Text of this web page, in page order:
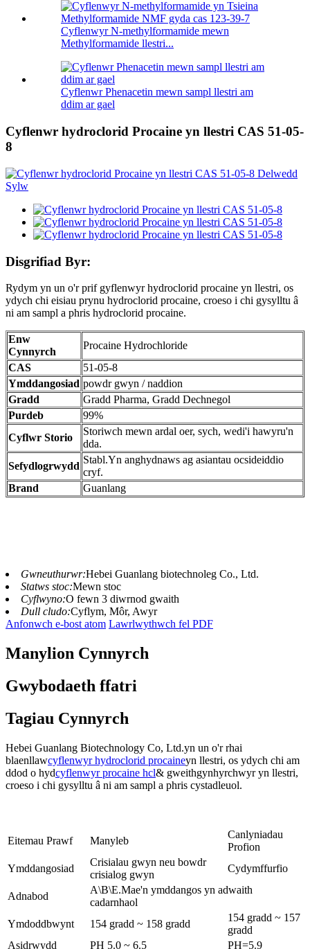
Cyflenwyr N-methylformamide mewn
Methylformamide llestri...
Cyflenwr Phenacetin mewn sampl llestri am
ddim ar gael
Cyflenwr hydroclorid Procaine yn llestri CAS 51-05-
8
Disgrifiad Byr:
Rydym yn un o'r prif gyflenwyr hydroclorid procaine yn llestri, os
ydych chi eisiau prynu hydroclorid procaine, croeso i chi gysylltu â
ni am sampl a phris hydroclorid procaine.
Enw
Cynnyrch
Procaine Hydrochloride
CAS
51-05-8
Ymddangosiad powdr gwyn / naddion
Gradd
Gradd Pharma, Gradd Dechnegol
Purdeb
99%
Cyflwr Storio
Storiwch mewn ardal oer, sych, wedi'i hawyru'n
dda.
Sefydlogrwydd
Stabl.Yn anghydnaws ag asiantau ocsideiddio
cryf.
Brand
Guanlang
Gwneuthurwr:Hebei Guanlang biotechnoleg Co., Ltd.
Statws stoc:Mewn stoc
Cyflwyno:O fewn 3 diwrnod gwaith
Dull cludo:Cyflym, Môr, Awyr
Anfonwch e-bost atom Lawrlwythwch fel PDF
Manylion Cynnyrch
Gwybodaeth ffatri
Tagiau Cynnyrch
Hebei Guanlang Biotechnology Co, Ltd.yn un o'r rhai
blaenllawcyflenwyr hydroclorid procaineyn llestri, os ydych chi am
ddod o hydcyflenwyr procaine hcl& gweithgynhyrchwyr yn llestri,
croeso i chi gysylltu â ni am sampl a phris cystadleuol.
Eitemau Prawf Manyleb
Canlyniadau
Profion
Ymddangosiad
Crisialau gwyn neu bowdr
crisialog gwyn
Cydymffurfio
Adnabod
A\B\E.Mae'n ymddangos yn adwaith
cadarnhaol
Ymdoddbwynt
154 gradd ~ 158 gradd
154 gradd ~ 157
gradd
Asidrwydd
PH 5.0 ~ 6.5
PH=5.9